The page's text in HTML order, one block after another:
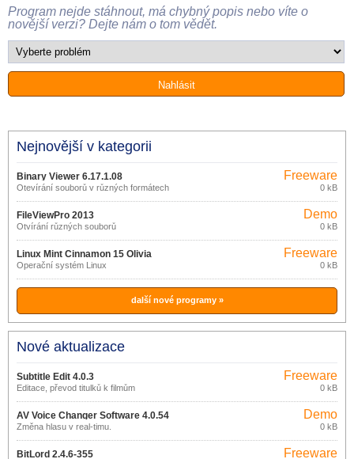
Program nejde stáhnout, má chybný popis nebo víte o
novější verzi? Dejte nám o tom vědět.
Nejnovější v kategorii
Binary Viewer 6.17.1.08
Otevírání souborů v různých formátech
Freeware
0 kB
FileViewPro 2013
Otvírání různých souborů
Demo
0 kB
Linux Mint Cinnamon 15 Olivia
Operační systém Linux
Freeware
0 kB
další nové programy »
Nové aktualizace
Subtitle Edit 4.0.3
Editace, převod titulků k filmům
Freeware
0 kB
AV Voice Changer Software 4.0.54
Změna hlasu v real-timu.
Demo
0 kB
BitLord 2.4.6-355 Freeware